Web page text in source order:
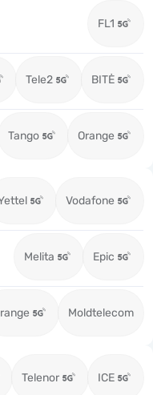
FL1
Tele2 BITĖ
Tango Orange
Vodafone
Melita Epic
Moldtelecom
Telenor ICE